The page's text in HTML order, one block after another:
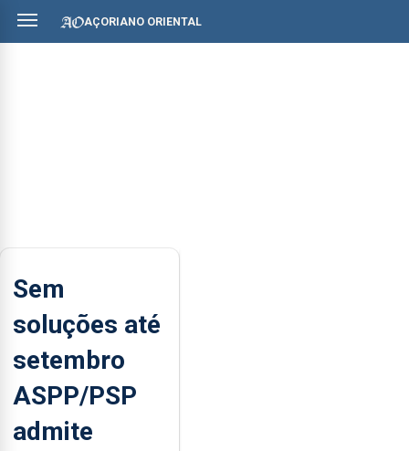
AÇORIANO ORIENTAL
Sem
soluções até
setembro
ASPP/PSP
admite